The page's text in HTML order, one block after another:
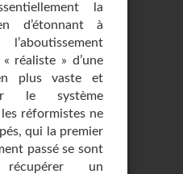
la
d’étonnant à
réaliste » d’une
plus vaste et
le système
réformistes ne
qui la premier
passé se sont
un